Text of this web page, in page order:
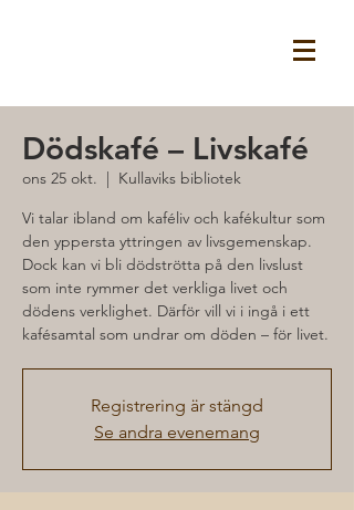
Dödskafé – Livskafé
ons 25 okt.
  |
Kullaviks bibliotek
Vi talar ibland om kaféliv och kafékultur som
den yppersta yttringen av livsgemenskap.
Dock kan vi bli dödströtta på den livslust
som inte rymmer det verkliga livet och
dödens verklighet. Därför vill vi i ingå i ett
kafésamtal som undrar om döden – för livet.
Registrering är stängd
Se andra evenemang